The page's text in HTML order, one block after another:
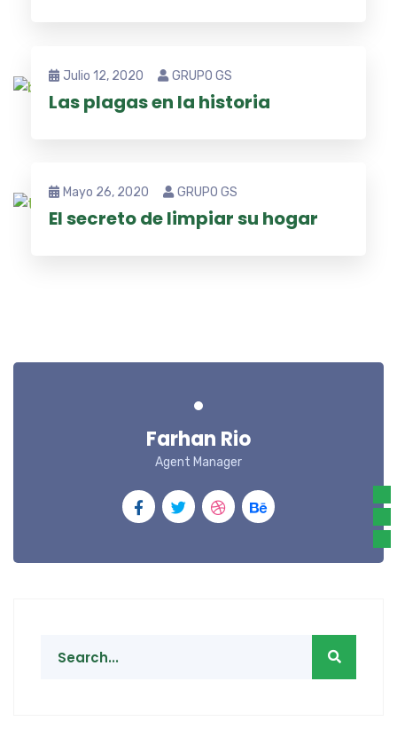
Julio 12, 2020 GRUPO GS
Las plagas en la historia
Mayo 26, 2020 GRUPO GS
El secreto de limpiar su hogar
Farhan Rio
Agent Manager